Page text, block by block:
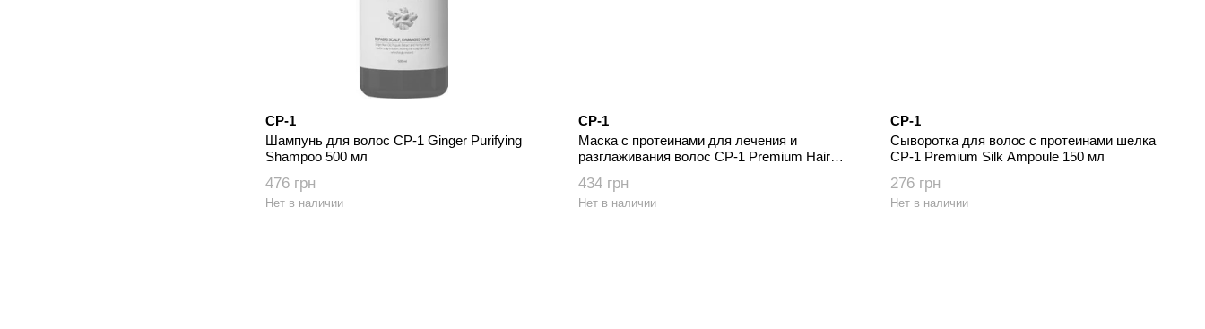
CP-1
Шампунь для волос CP-1 Ginger Purifying
Shampoo 500 мл
476 грн
Нет в наличии
CP-1
Маска с протеинами для лечения и
разглаживания волос CP-1 Premium Hair
434 грн
Нет в наличии
CP-1
Сыворотка для волос с протеинами шелка
CP-1 Premium Silk Ampoule 150 мл
276 грн
Нет в наличии